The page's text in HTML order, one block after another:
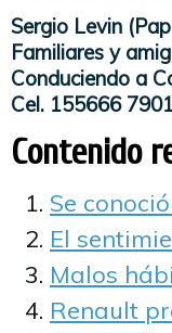
Sergio Levin
Familiares y
Conduciendo a
Cel. 155666
Contenido
Se
El
Malos
Renault